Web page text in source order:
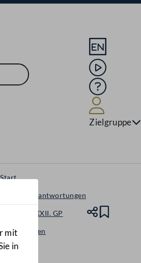
Sprache
Mediathek
Hilfe
Zielgruppe
mit
in
Start
& Beantwortungen
- XXII. GP
AB